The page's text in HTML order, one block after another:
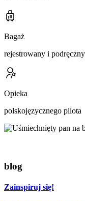
Bagaż
rejestrowany i podręczny
Opieka
polskojęzycznego pilota
blog
Zainspiruj się!